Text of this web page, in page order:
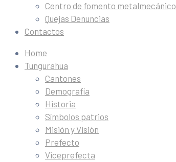
Centro de fomento metalmecánico
Quejas Denuncias
Contactos
Home
Tungurahua
Cantones
Demografía
Historia
Símbolos patrios
Misión y Visión
Prefecto
Viceprefecta